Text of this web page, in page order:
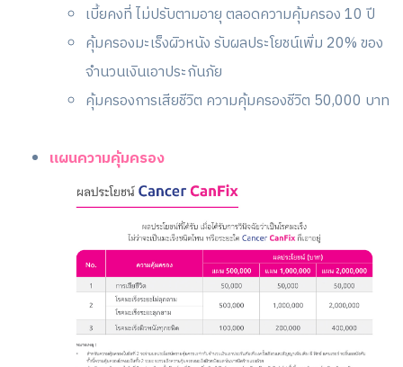
เบี้ยคงที่ ไม่ปรับตามอายุ ตลอดความคุ้มครอง 10 ปี
คุ้มครองมะเร็งผิวหนัง รับผลประโยชน์เพิ่ม 20% ของ
จำนวนเงินเอาประกันภัย
คุ้มครองการเสียชีวิต ความคุ้มครองชีวิต 50,000 บาท
แผนความคุ้มครอง